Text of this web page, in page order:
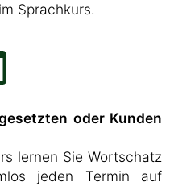
Sprachkurs.
oder Kunden
lernen Sie Wortschatz
jeden Termin auf